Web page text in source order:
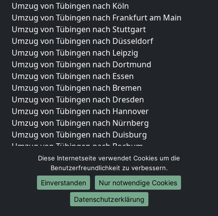
Umzug von Tübingen nach Köln
Umzug von Tübingen nach Frankfurt am Main
Umzug von Tübingen nach Stuttgart
Umzug von Tübingen nach Düsseldorf
Umzug von Tübingen nach Leipzig
Umzug von Tübingen nach Dortmund
Umzug von Tübingen nach Essen
Umzug von Tübingen nach Bremen
Umzug von Tübingen nach Dresden
Umzug von Tübingen nach Hannover
Umzug von Tübingen nach Nürnberg
Umzug von Tübingen nach Duisburg
Umzug von Tübingen nach Bochum
Umzug von Tübingen nach Wuppertal
Umzug von Tübingen nach Bielefeld
Umzug von Tübingen nach Bonn
Umzug von Tübingen nach Münster
Diese Internetseite verwendet Cookies um die
Benutzerfreundlichkeit zu verbessern.
Einverstanden
Nur notwendige Cookies
Datenschutzerklärung